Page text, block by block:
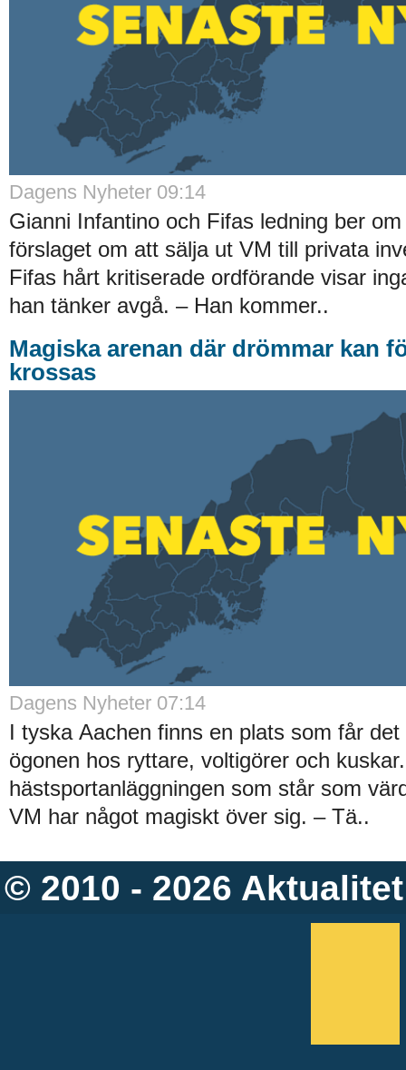
Dagens Nyheter 09:14
Gianni Infantino och Fifas ledning ber
förslaget om att sälja ut VM till privata
Fifas hårt kritiserade ordförande visar
han tänker avgå. – Han kommer..
Magiska arenan där drömmar kan
krossas
Dagens Nyheter 07:14
I tyska Aachen finns en plats som får
ögonen hos ryttare, voltigörer och
hästsportanläggningen som står som
VM har något magiskt över sig. – Tä..
© 2010 - 2026 Aktualitet